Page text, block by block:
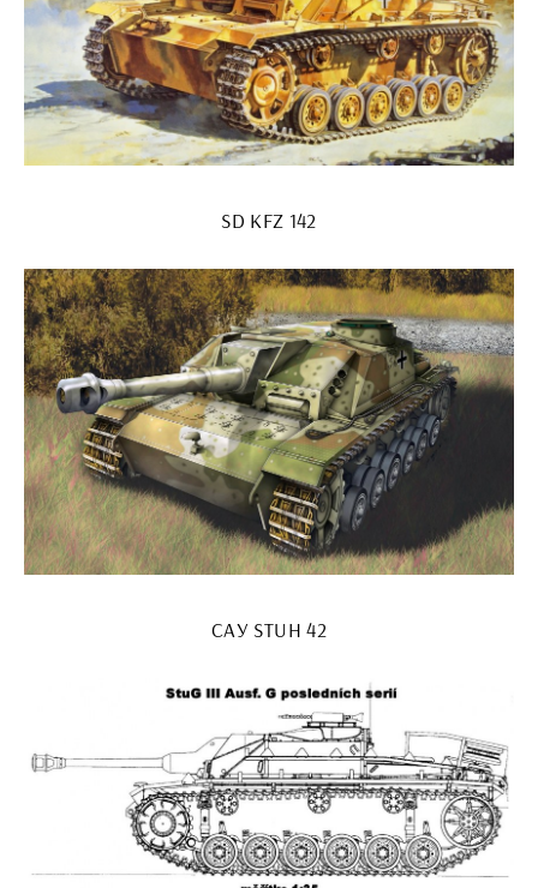
SD KFZ 142
САУ STUH 42